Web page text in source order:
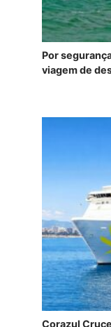
Por
viagem de
Corazul